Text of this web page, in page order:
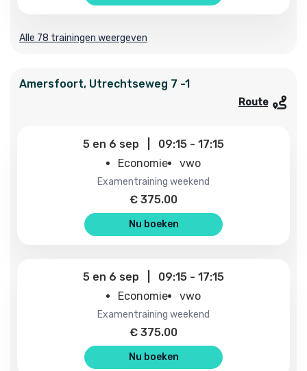
Alle 78 trainingen weergeven
Amersfoort, Utrechtseweg 7 -1
Route
5 en 6 sep 09:15 - 17:15
Economie
vwo
examentraining weekend
€ 375.00
Nu boeken
5 en 6 sep 09:15 - 17:15
Economie
vwo
examentraining weekend
€ 375.00
Nu boeken